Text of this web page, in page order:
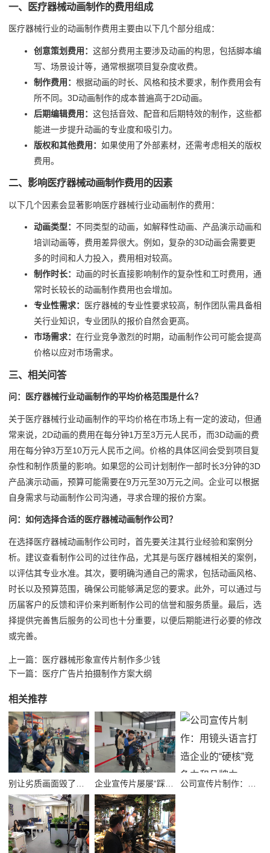
一、医疗器械动画制作的费用组成
医疗器械行业的动画制作费用主要由以下几个部分组成：
创意策划费用： 这部分费用主要涉及动画的构思，包括脚本编
写、场景设计等，通常根据项目复杂度收费。
制作费用： 根据动画的时长、风格和技术要求，制作费用会有
所不同。3D动画制作的成本普遍高于2D动画。
后期编辑费用： 这包括音效、配音和后期特效的制作，这些都
能进一步提升动画的专业度和吸引力。
版权和其他费用： 如果使用了外部素材，还需考虑相关的版权
费用。
二、影响医疗器械动画制作费用的因素
以下几个因素会显著影响医疗器械行业动画制作的费用：
动画类型： 不同类型的动画，如解释性动画、产品演示动画和
培训动画等，费用差异很大。例如，复杂的3D动画会需要更
多的时间和人力投入，费用相对较高。
制作时长： 动画的时长直接影响制作的复杂性和工时费用，通
常时长较长的动画制作费用也会增加。
专业性需求：
医疗器械的专业性要求较高，制作团队需具备相
关行业知识，专业团队的报价自然会更高。
市场需求： 在行业竞争激烈的时期，动画制作公司可能会提高
价格以应对市场需求。
三、相关问答
问：医疗器械行业动画制作的平均价格范围是什么？
关于医疗器械行业动画制作的平均价格在市场上有一定的波动，但通
常来说，2D动画的费用在每分钟1万至3万元人民币，而3D动画的费
用在每分钟3万至10万元人民币之间。价格的具体区间会受到项目复
杂性和制作质量的影响。如果您的公司计划制作一部时长3分钟的3D
产品演示动画，预算可能需要在9万元至30万元之间。企业可以根据
自身需求与动画制作公司沟通，寻求合理的报价方案。
问：如何选择合适的医疗器械动画制作公司？
在选择医疗器械动画制作公司时，首先要关注其行业经验和案例分
析。建议查看制作公司的过往作品，尤其是与医疗器械相关的案例，
以评估其专业水准。其次，要明确沟通自己的需求，包括动画风格、
时长以及预算范围，确保公司能够满足您的要求。此外，可以通过与
历届客户的反馈和评价来判断制作公司的信誉和服务质量。最后，选
择提供完善售后服务的公司也十分重要，以便后期能进行必要的修改
或完善。
上一篇：
医疗器械形象宣传片制作多少钱
下一篇：
医疗广告片拍摄制作方案大纲
相关推荐